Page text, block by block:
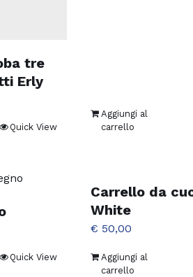
tre
Erly
Quick View
Aggiungi al
carrello
Quick View
Carrello da
White
€ 50,00
Aggiungi al
carrello